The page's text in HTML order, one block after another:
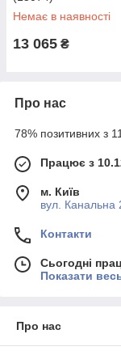
Немає в наявності
13 065 ₴
Про нас
78% позитивних з 11
Працює з
м. Київ
вул. Канальна
Контакти
Сьогодні
Показати
Про нас